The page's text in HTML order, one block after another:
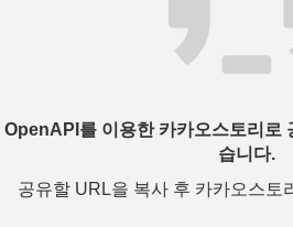
OpenAPI를 이용한 카카오스토리로
습니다.
공유할 URL을 복사 후 카카오스토